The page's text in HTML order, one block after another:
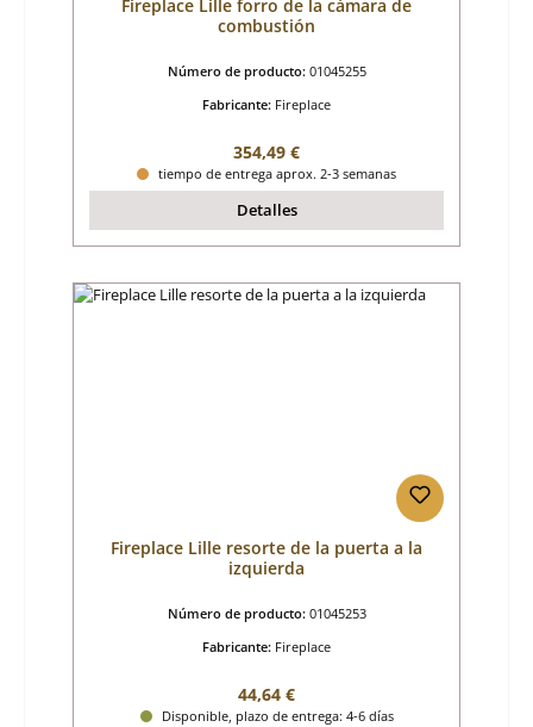
Fireplace Lille forro de la cámara de
combustión
Número de producto: 01045255
Fabricante: Fireplace
Precio normal:
354,49 €
tiempo de entrega aprox. 2-3 semanas
Detalles
Fireplace Lille resorte de la puerta a la
izquierda
Número de producto: 01045253
Fabricante: Fireplace
Precio normal:
44,64 €
Disponible, plazo de entrega: 4-6 días